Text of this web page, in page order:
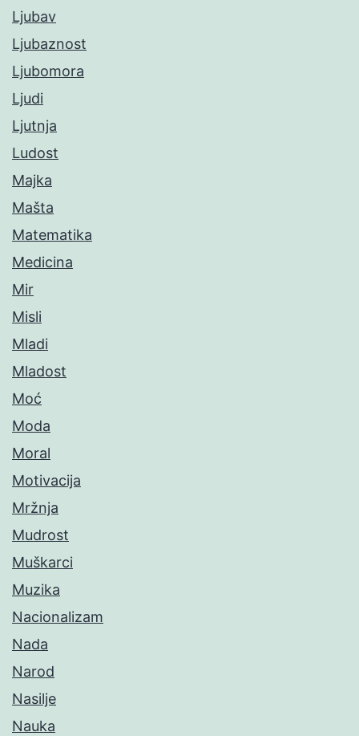
Ljubav
Ljubaznost
Ljubomora
Ljudi
Ljutnja
Ludost
Majka
Mašta
Matematika
Medicina
Mir
Misli
Mladi
Mladost
Moć
Moda
Moral
Motivacija
Mržnja
Mudrost
Muškarci
Muzika
Nacionalizam
Nada
Narod
Nasilje
Nauka